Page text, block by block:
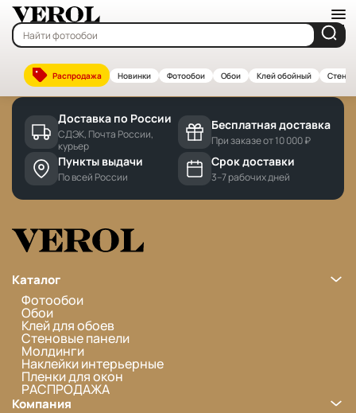
Распродажа Новинки Фотообои Обои Клей обойный
Главная—Бренды
Доставка по России
СДЭК, Почта России,
курьер
Бесплатная доставка
При заказе от 10 000 ₽
Пункты выдачи
По всей России
Срок доставки
3–7 рабочих дней
Каталог
Фотообои
Обои
Клей для обоев
Стеновые панели
Молдинги
Наклейки интерьерные
Пленки для окон
РАСПРОДАЖА
Компания